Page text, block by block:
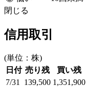
閉じる
信用取引
(単位：株)
日付 売り残 買い残
7/31
139,500 1,351,900